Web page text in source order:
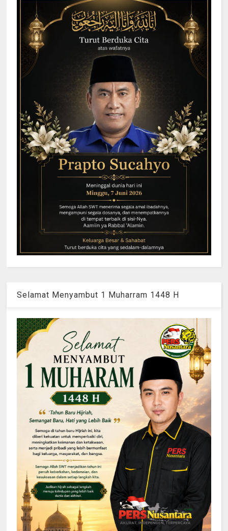
Selamat Menyambut 1 Muharram 1448 H